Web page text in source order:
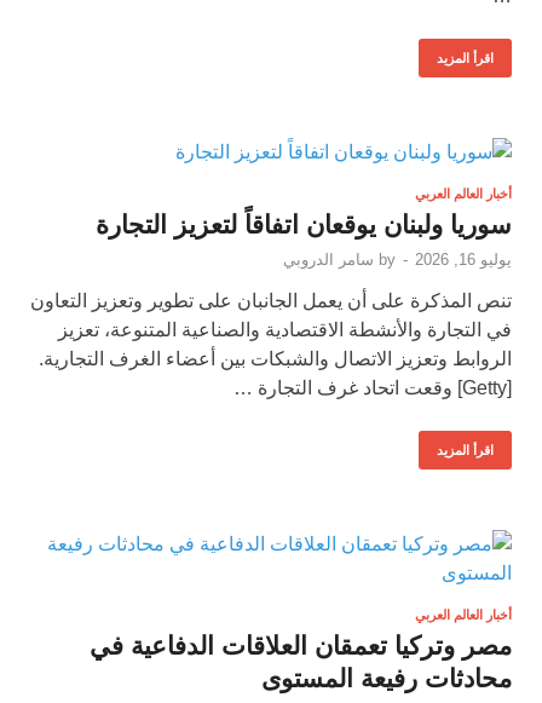
اقرأ المزيد
أخبار العالم العربي
سوريا ولبنان يوقعان اتفاقاً لتعزيز التجارة
يوليو 16, 2026 -
by سامر الدروبي
تنص المذكرة على أن يعمل الجانبان على تطوير وتعزيز التعاون
في التجارة والأنشطة الاقتصادية والصناعية المتنوعة، تعزيز
الروابط وتعزيز الاتصال والشبكات بين أعضاء الغرف التجارية.
[Getty] وقعت اتحاد غرف التجارة …
اقرأ المزيد
أخبار العالم العربي
مصر وتركيا تعمقان العلاقات الدفاعية في
محادثات رفيعة المستوى